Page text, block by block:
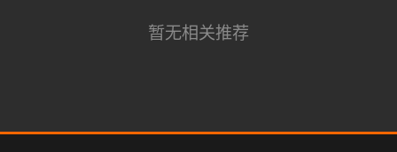
暂无相关推荐